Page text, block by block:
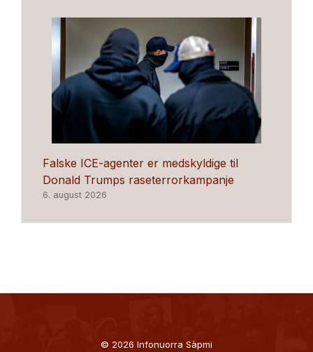
Falske ICE-agenter er medskyldige til
Donald Trumps raseterrorkampanje
6. august 2026
© 2026 Infonuorra Sàpmi